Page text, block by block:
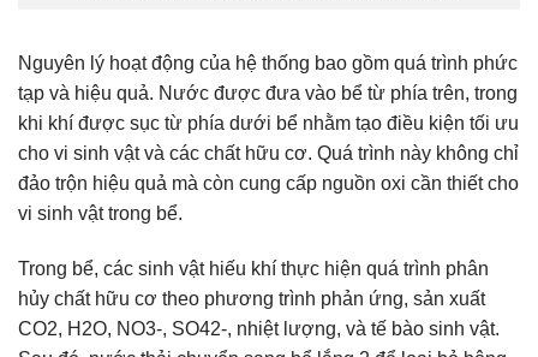
Nguyên lý hoạt động của hệ thống bao gồm quá trình phức
tạp và hiệu quả. Nước được đưa vào bể từ phía trên, trong
khi khí được sục từ phía dưới bể nhằm tạo điều kiện tối ưu
cho vi sinh vật và các chất hữu cơ. Quá trình này không chỉ
đảo trộn hiệu quả mà còn cung cấp nguồn oxi cần thiết cho
vi sinh vật trong bể.
Trong bể, các sinh vật hiếu khí thực hiện quá trình phân
hủy chất hữu cơ theo phương trình phản ứng, sản xuất
CO2, H2O, NO3-, SO42-, nhiệt lượng, và tế bào sinh vật.